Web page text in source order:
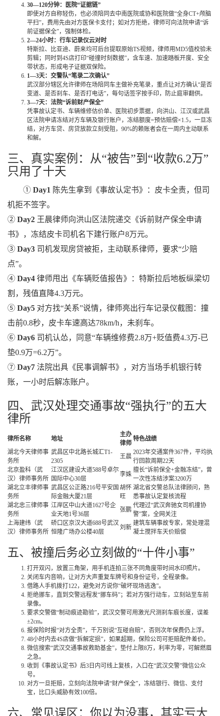
30—120分钟：医院“证据链”
即使对方自称轻伤，也必须陪同去中南医院或协和医院做“全身CT+颅脑
平扫”，费用先由对方医保卡支付；如对方拒绝，律师可向法院申请“诉
前证据保全”，强制体检。
2—24小时：行车记录仪云对时
特斯拉、比亚迪、蔚来均可后台提取原始TS视频，律师用MD5值校验未
剪辑；同时到4S店打印“碰撞时刻数据”，含车速、加速踏板开度、安全
带状态，形成电子证据双保险。
1—3天：交警队“笔录二次确认”
武汉部分辖区允许律师在场陪同车主做补充笔录，重点让对方确认“是否
变道、是否刹车、是否打电话”，每句话签字按手印，防止庭审翻供。
3—7天：法院“诉前财产保全”
凭事故认定书、车辆维修估价单、医院初步票据，向洪山、江汉或武昌
区法院申请冻结对方车辆及银行账户，冻结额度=预估赔偿×1.5，一旦冻
结，对方车贷、房贷放款立刻受阻，90%的赖账者会在一周内主动联系
和解。
三、真实案例：从“被告”到“收款6.2万”
只用了十天
① Day1 陈先生拿到《事故认定书》：皮卡全责，但司
机拒不签字。
② Day2 王晨律师向洪山区法院递交《诉前财产保全申请
书》，冻结皮卡司机名下建行账户8万元。
③ Day3 司机发现房贷被拒，主动联系律师，要求“少赔
点”。
④ Day4 律师甩出《车辆贬值报告》：特斯拉后地板纵梁切
割，残值直降4.3万元。
⑤ Day5 对方找“关系”说情，律师亮出行车记录仪截图：撞
击前0.8秒，皮卡车速高达78km/h，未刹车。
⑥ Day6 司机认怂，同意“车辆维修费2.8万+贬值费4.3万-已
垫0.9万=6.2万”。
⑦ Day7 法院出具《民事调解书》，对方当场手机银行转
账，一小时后解冻账户。
四、武汉处理交通事故“强执行”的五大
律所
律所名称 地址
主办
律师
特色战绩
湖北今天律师事
务所
武昌区中北路长城汇T1-
2305
王晨
2023年交通案件367件，平均执
行回款周期22天
北京盈科（武
汉）律师事务所
江汉区建设大道588号卓尔
国际中心30层
李姝
擅长“诉前保全+金融冻结”，曾
一次性冻结涉案3200万
湖北立丰律师事
务所
武昌区公正路216号平安国
际金融大厦21层
胡怀
旺
湖北省交警总队法律顾问，熟
悉事故认定复核流程
湖北忠三律师事
务所
江岸区中山大道1627号企
业天地1号36层
张鹏
代理过“武汉奔驰女司机撞协
警”案，全网关注
上海建纬（武
汉）律师事务所
硚口区京汉大道688号武汉
恒隆广场办公楼40层
刘新
建筑车辆事故专家，常处理混
凝土搅拌车天价赔偿
五、被撞后务必立刻做的“十件小事”
打开双闪，放置三角架，用手机连拍三张不同角度带时间水印照片。
关闭车内音响，让对方大声重复车牌号和身份证号，全程录像。
借路人手机拨打122，避免对方说你“破坏现场逃逸”。
拒绝挪车，直到交警远程发“挪车码”；若对方强行动车，立刻站至车前
录像。
要求交警做“制动痕迹勘验”，武汉交警可用激光尺测刹车痕长度，误差
±2cm。
报保险时报“对方全责”，千万别说“互碰自赔”，否则次年保费仍上浮。
48小时内去4S店做“拆解定损”，如果超期，保险公司可拒赔配件差价。
微信搜索“武汉交通事故救助基金”，垫付上限8万，利率为零，可解燃眉
之急。
收到《事故认定书》后3日内可线上复核，入口在“武汉交警”微信公众
号。
对方一旦拒赔，立刻向法院申请“财产保全”，冻结银行、微信、支付
宝，比口头威胁有效100倍。
六、常见误区：你以为没事，其实亏大